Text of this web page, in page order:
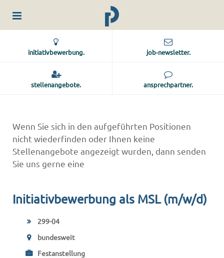
initiativbewerbung. job-newsletter.
stellenangebote. ansprechpartner.
Wenn Sie sich in den aufgeführten Positionen
nicht wiederfinden oder Ihnen keine
Stellenangebote angezeigt wurden, dann senden
Sie uns gerne eine
Initiativbewerbung als MSL (m/w/d)
299-04
bundesweit
Festanstellung